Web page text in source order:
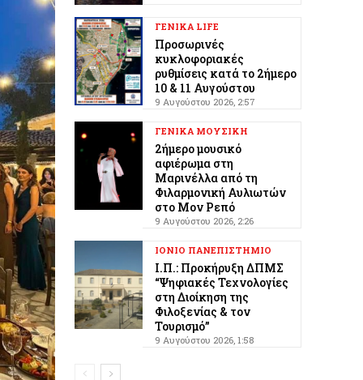
ΓΕΝΙΚΑ LIFE
Προσωρινές
κυκλοφοριακές
ρυθμίσεις κατά το 2ήμερο
10 & 11 Αυγούστου
9 Αυγούστου 2026, 2:57
ΓΕΝΙΚΑ ΜΟΥΣΙΚΗ
2ήμερο μουσικό
αφιέρωμα στη
Μαρινέλλα από τη
Φιλαρμονική Αυλιωτών
στο Μον Ρεπό
9 Αυγούστου 2026, 2:26
ΙΟΝΙΟ ΠΑΝΕΠΙΣΤΗΜΙΟ
Ι.Π.: Προκήρυξη ΔΠΜΣ
“Ψηφιακές Τεχνολογίες
στη Διοίκηση της
Φιλοξενίας & τον
Τουρισμό”
9 Αυγούστου 2026, 1:58